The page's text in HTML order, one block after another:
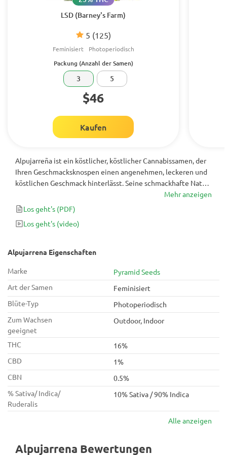
LSD (Barney's Farm)
5 (125)
Feminisiert Photoperiodisch
Packung (Anzahl der Samen)
3 5
$46
Kaufen
Alpujarreña ist ein köstlicher, köstlicher Cannabissamen, der
Ihren Geschmacksknospen einen angenehmen, leckeren und
köstlichen Geschmack hinterlässt. Seine schmackhafte Natur
und stressabbauende Lösung, die einen entspannenden
Effekt hervorruft, den man mit der Angenehmheit der süßen
Aromen und Aromen genießen würde.
Mehr anzeigen
Los geht's (PDF)
Los geht's (video)
Alpujarrena Eigenschaften
Marke
Pyramid Seeds
Art der Samen
Feminisiert
Blüte-Typ
Photoperiodisch
Zum Wachsen
geeignet
Outdoor, Indoor
THC
16%
CBD
1%
CBN
0.5%
% Sativa/ Indica/
Ruderalis
10% Sativa / 90% Indica
Alle anzeigen
Alpujarrena Bewertungen